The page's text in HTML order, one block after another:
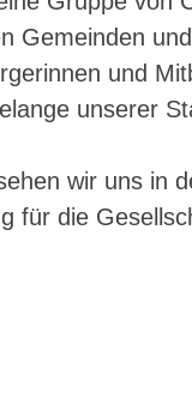
Gemeinden
und
unserer
wir uns in
für die